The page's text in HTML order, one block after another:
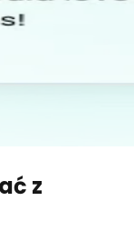
z